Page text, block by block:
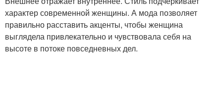
характер современной женщины. А мода позволяет
правильно расставить акценты, чтобы женщина
выглядела привлекательно и чувствовала себя на
высоте в потоке повседневных дел.